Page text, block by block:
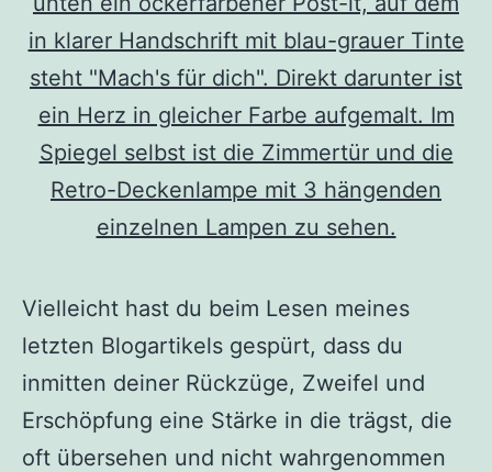
Vielleicht hast du beim Lesen meines
letzten Blogartikels gespürt, dass du
inmitten deiner Rückzüge, Zweifel und
Erschöpfung eine Stärke in die trägst, die
oft übersehen und nicht wahrgenommen